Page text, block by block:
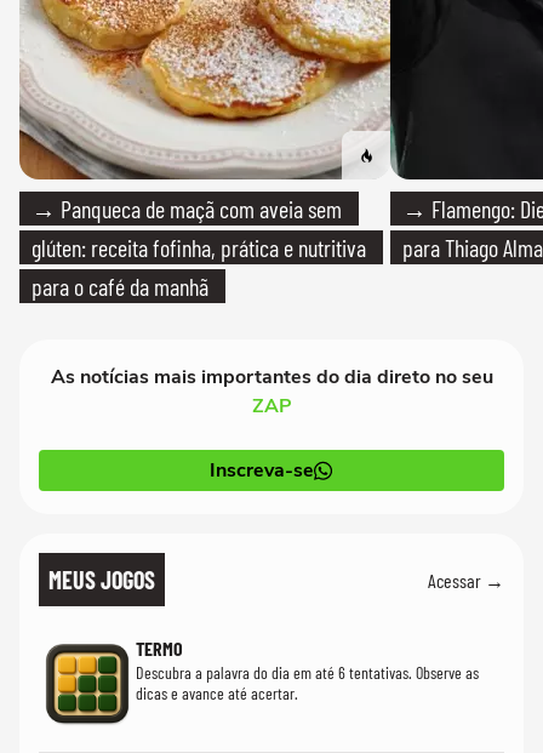
→ Panqueca de maçã com aveia sem
glúten: receita fofinha, prática e nutritiva
para o café da manhã
→ Flamengo:
para Thiago
As notícias mais importantes do dia direto no seu
ZAP
Inscreva-se
MEUS JOGOS Acessar →
TERMO
Descubra a palavra do dia em até 6 tentativas. Observe as
dicas e avance até acertar.